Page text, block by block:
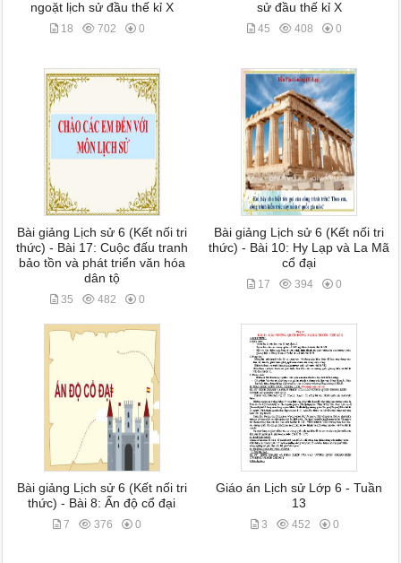
ngoặt lịch sử đầu thế kỉ X
18 702 0
sử đầu thế kỉ X
45 408 0
Bài giảng Lịch sử 6 (Kết nối tri
thức) - Bài 17: Cuộc đấu tranh
bảo tồn và phát triển văn hóa
dân tộ
35 482 0
Bài giảng Lịch sử 6 (Kết nối tri
thức) - Bài 10: Hy Lạp và La Mã
cổ đại
17 394 0
Bài giảng Lịch sử 6 (Kết nối tri
thức) - Bài 8: Ấn độ cổ đại
7 376 0
Giáo án Lịch sử Lớp 6 - Tuần
13
3 452 0